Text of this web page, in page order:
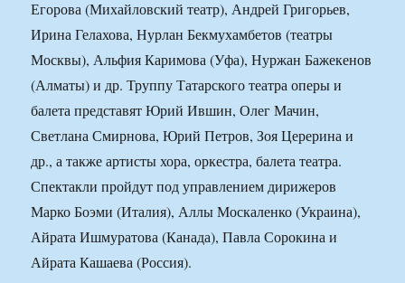
Егорова (Михайловский театр), Андрей Григорьев,
Ирина Гелахова, Нурлан Бекмухамбетов (театры
Москвы), Альфия Каримова (Уфа), Нуржан Бажекенов
(Алматы) и др. Труппу Татарского театра оперы и
балета представят Юрий Ившин, Олег Мачин,
Светлана Смирнова, Юрий Петров, Зоя Церерина и
др., а также артисты хора, оркестра, балета театра.
Спектакли пройдут под управлением дирижеров
Марко Боэми (Италия), Аллы Москаленко (Украина),
Айрата Ишмуратова (Канада), Павла Сорокина и
Айрата Кашаева (Россия).